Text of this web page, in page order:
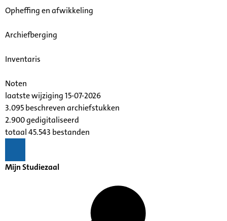
Opheffing en afwikkeling
Archiefberging
Inventaris
Noten
laatste wijziging 15-07-2026
3.095 beschreven archiefstukken
2.900 gedigitaliseerd
totaal 45.543 bestanden
Mijn Studiezaal